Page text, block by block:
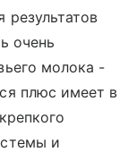
результатов
очень
молока -
плюс имеет в
и